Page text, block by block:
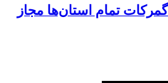
تمام استان‌ها مجاز